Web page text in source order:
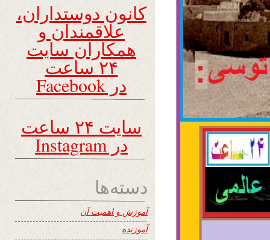
کانون دوستداران،
علاقمندان و
همکاران سایت
۲۴ ساعت
در Facebook
سایت ۲۴ ساعت
در Instagram
دسته‌ها
آموزش و اهمیت آن
آموزنده